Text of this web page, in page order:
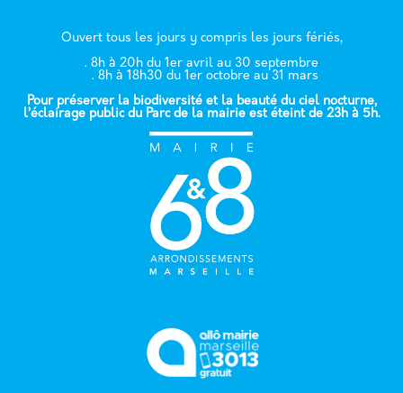
Ouvert tous les jours y compris les jours fériés,
. 8h à 20h du 1er avril au 30 septembre
. 8h à 18h30 du 1er octobre au 31 mars
Pour préserver la biodiversité et la beauté du ciel nocturne,
l’éclairage public du Parc de la mairie est éteint de 23h à 5h.